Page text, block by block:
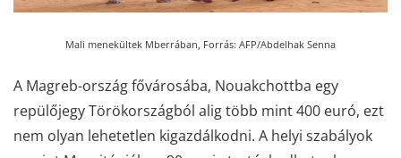
Mali menekültek Mberrában, Forrás: AFP/Abdelhak Senna
A Magreb-ország fővárosába, Nouakchottba egy
repülőjegy Törökországból alig több mint 400 euró, ezt
nem olyan lehetetlen kigazdálkodni. A helyi szabályok